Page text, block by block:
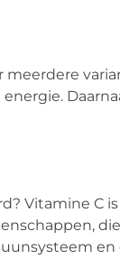
Vitamine C
en